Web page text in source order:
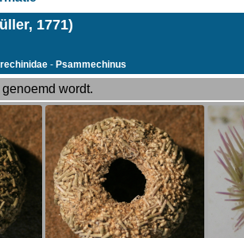
1771)
- Psammechinus
wordt.